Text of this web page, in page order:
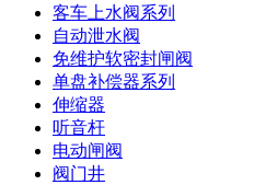
客车上水阀系列
自动泄水阀
免维护软密封闸阀
单盘补偿器系列
伸缩器
听音杆
电动闸阀
阀门井